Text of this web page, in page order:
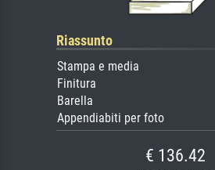
Riassunto
Stampa e media
Finitura
Barella
Appendiabiti per foto
€ 136.42